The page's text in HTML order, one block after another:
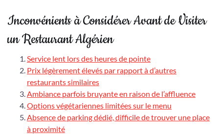
Inconvénients à Considérer Avant de Visiter
un Restaurant Algérien
Service lent lors des heures de pointe
Prix légèrement élevés par rapport à d’autres
restaurants similaires
Ambiance parfois bruyante en raison de l’affluence
Options végétariennes limitées sur le menu
Absence de parking dédié, difficile de trouver une place
à proximité